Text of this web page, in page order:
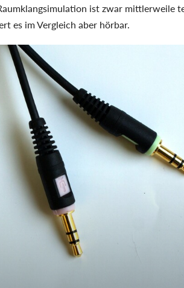
ist zwar mittlerweile
es im Vergleich aber hörbar.